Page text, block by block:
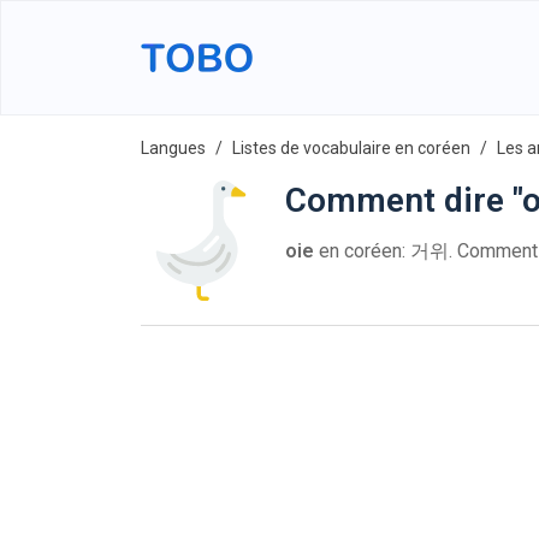
Langues Listes de vocabulaire en coréen Les
Comment dire
oie en coréen: 거위.